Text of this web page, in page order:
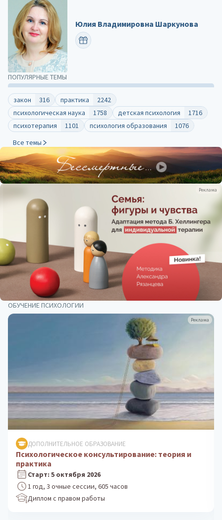
Реклама
ПОПУЛЯРНЫЕ ТЕМЫ
закон 316 практика
2242
психологическая наука
1758 детская психология
1716
психотерапия
1101 психология образования
1076
Все темы
Юлия Владимировна Шаркунова
ПОЗДРАВИТЬ
ОБУЧЕНИЕ ПСИХОЛОГИИ
Реклама
ДОПОЛНИТЕЛЬНОЕ ОБРАЗОВАНИЕ
Клиническая психология: практика
психологического консультирования
Старт: 24 августа 2026
1 год, 3 очные сессии, 605 часов
Диплом с правом работы